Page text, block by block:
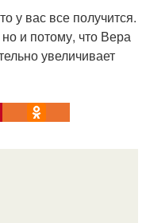
у вас все получится.
и потому, что Вера
увеличивает